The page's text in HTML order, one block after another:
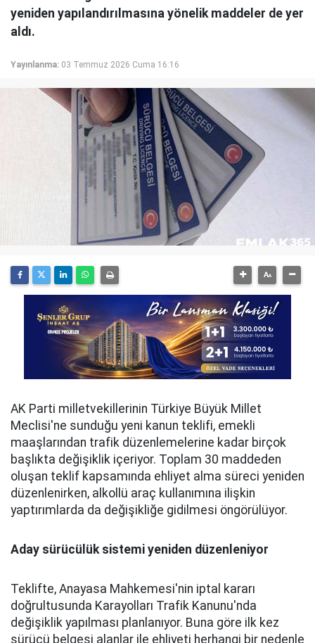
yeniden yapılandırılmasına yönelik maddeler de yer
aldı.
Yayınlanma: 03 Temmuz 2026 Cuma 16:16
AK Parti milletvekillerinin Türkiye Büyük Millet
Meclisi'ne sunduğu yeni kanun teklifi, emekli
maaşlarından trafik düzenlemelerine kadar birçok
başlıkta değişiklik içeriyor. Toplam 30 maddeden
oluşan teklif kapsamında ehliyet alma süreci yeniden
düzenlenirken, alkollü araç kullanımına ilişkin
yaptırımlarda da değişikliğe gidilmesi öngörülüyor.
Aday sürücülük sistemi yeniden düzenleniyor
Teklifte, Anayasa Mahkemesi'nin iptal kararı
doğrultusunda Karayolları Trafik Kanunu'nda
değişiklik yapılması planlanıyor. Buna göre ilk kez
sürücü belgesi alanlar ile ehliyeti herhangi bir nedenle